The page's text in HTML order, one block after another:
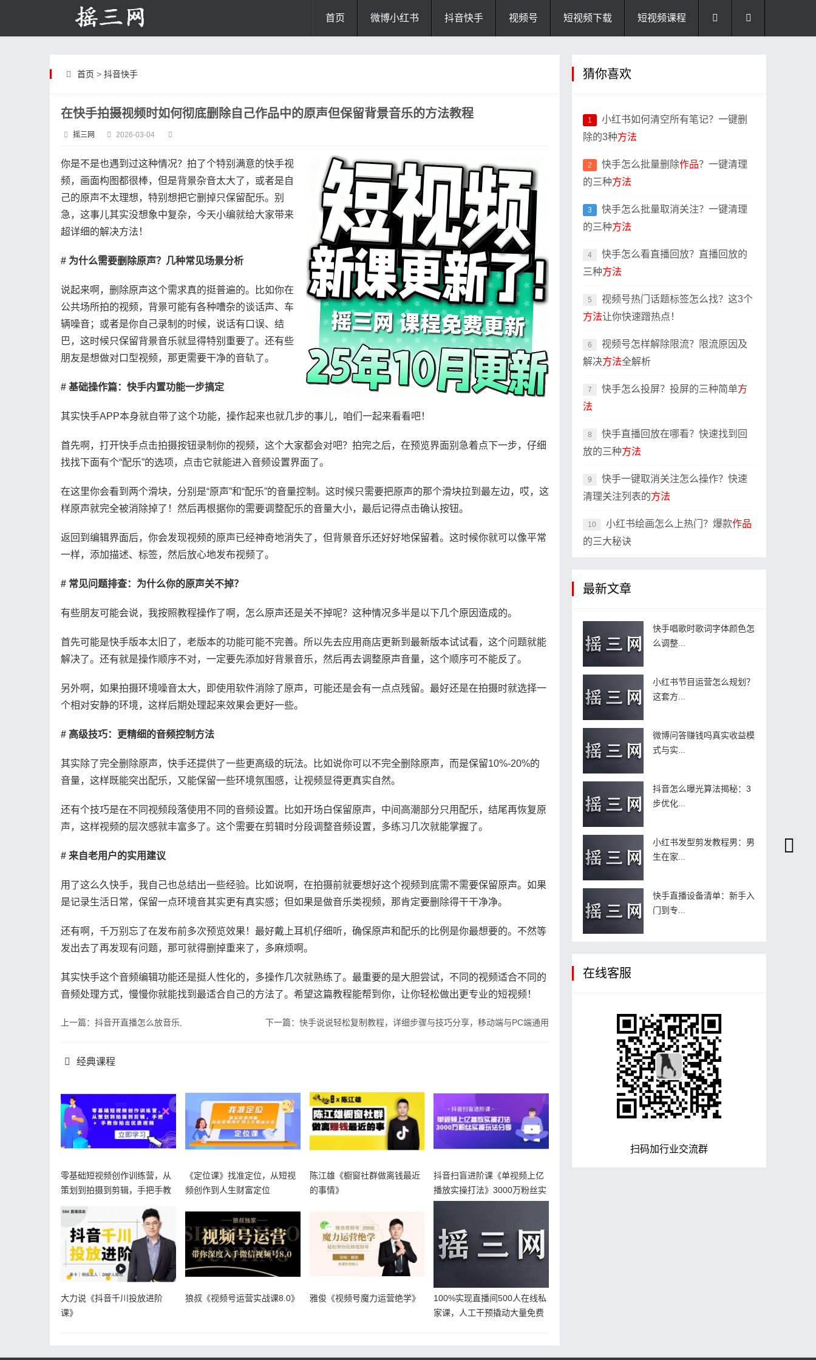
首页 微博小红书 抖音快手 视频号 短视频下载 短视频课程
首页 > 抖音快手
在快手拍摄视频时如何彻底删除自己作品中的原声但保留背景音乐的方法教程
摇三网 2026-03-04
你是不是也遇到过这种情况？拍了个特别满意的快手视
频，画面构图都很棒，但是背景杂音太大了，或者是自
己的原声不太理想，特别想把它删掉只保留配乐。别
急，这事儿其实没想象中复杂，今天小编就给大家带来
超详细的解决方法！
# 为什么需要删除原声？几种常见场景分析
说起来啊，删除原声这个需求真的挺普遍的。比如你在
公共场所拍的视频，背景可能有各种嘈杂的谈话声、车
辆噪音；或者是你自己录制的时候，说话有口误、结
巴，这时候只保留背景音乐就显得特别重要了。还有些
朋友是想做对口型视频，那更需要干净的音轨了。
# 基础操作篇：快手内置功能一步搞定
其实快手APP本身就自带了这个功能，操作起来也就几步的事儿，咱们一起来看看吧！
首先啊，打开快手点击拍摄按钮录制你的视频，这个大家都会对吧？拍完之后，在预览界面别急着点下一步，仔细
找找下面有个“配乐”的选项，点击它就能进入音频设置界面了。
在这里你会看到两个滑块，分别是“原声”和“配乐”的音量控制。这时候只需要把原声的那个滑块拉到最左边，哎，这
样原声就完全被消除掉了！然后再根据你的需要调整配乐的音量大小，最后记得点击确认按钮。
返回到编辑界面后，你会发现视频的原声已经神奇地消失了，但背景音乐还好好地保留着。这时候你就可以像平常
一样，添加描述、标签，然后放心地发布视频了。
# 常见问题排查：为什么你的原声关不掉？
有些朋友可能会说，我按照教程操作了啊，怎么原声还是关不掉呢？这种情况多半是以下几个原因造成的。
首先可能是快手版本太旧了，老版本的功能可能不完善。所以先去应用商店更新到最新版本试试看，这个问题就能
解决了。还有就是操作顺序不对，一定要先添加好背景音乐，然后再去调整原声音量，这个顺序可不能反了。
另外啊，如果拍摄环境噪音太大，即使用软件消除了原声，可能还是会有一点点残留。最好还是在拍摄时就选择一
个相对安静的环境，这样后期处理起来效果会更好一些。
# 高级技巧：更精细的音频控制方法
其实除了完全删除原声，快手还提供了一些更高级的玩法。比如说你可以不完全删除原声，而是保留10%-20%的
音量，这样既能突出配乐，又能保留一些环境氛围感，让视频显得更真实自然。
还有个技巧是在不同视频段落使用不同的音频设置。比如开场白保留原声，中间高潮部分只用配乐，结尾再恢复原
声，这样视频的层次感就丰富多了。这个需要在剪辑时分段调整音频设置，多练习几次就能掌握了。
# 来自老用户的实用建议
用了这么久快手，我自己也总结出一些经验。比如说啊，在拍摄前就要想好这个视频到底需不需要保留原声。如果
是记录生活日常，保留一点环境音其实更有真实感；但如果是做音乐类视频，那肯定要删除得干干净净。
还有啊，千万别忘了在发布前多次预览效果！最好戴上耳机仔细听，确保原声和配乐的比例是你最想要的。不然等
发出去了再发现有问题，那可就得删掉重来了，多麻烦啊。
其实快手这个音频编辑功能还是挺人性化的，多操作几次就熟练了。最重要的是大胆尝试，不同的视频适合不同的
音频处理方式，慢慢你就能找到最适合自己的方法了。希望这篇教程能帮到你，让你轻松做出更专业的短视频！
上一篇：抖音开直播怎么放音乐, 下一篇：快手说说轻松复制教程，详细步骤与技巧分享，移动端与PC端通用
经典课程
零基础短视频创作训练营，从
策划到拍摄到剪辑，手把手教
你拍出优
《定位课》找准定位，从短视
频创作到人生财富定位
陈江雄《橱窗社群做离钱最近
的事情》
抖音扫盲进阶课《单视频上亿
播放实操打法》3000万粉丝实
操玩
大力说《抖音千川投放进阶
课》
狼叔《视频号运营实战课8.0》 雅俊《视频号魔力运营绝学》
100%实现直播间500人在线私
家课，人工干预撬动大量免费
猜你喜欢
1
小红书如何清空所有笔记？一键删
除的3种方法
2 快手怎么批量删除作品？一键清理
的三种方法
3
快手怎么批量取消关注？一键清理
的三种方法
4
快手怎么看直播回放？直播回放的
三种方法
5
视频号热门话题标签怎么找？这3个
方法让你快速蹭热点！
6
视频号怎样解除限流？限流原因及
解决方法全解析
7 快手怎么投屏？投屏的三种简单方
法
8
快手直播回放在哪看？快速找到回
放的三种方法
9
快手一键取消关注怎么操作？快速
清理关注列表的方法
10 小红书绘画怎么上热门？爆款作品
的三大秘诀
最新文章
快手唱歌时歌词字体颜色怎
么调整...
小红书节目运营怎么规划？
这套方...
微博问答赚钱吗真实收益模
式与实...
抖音怎么曝光算法揭秘：3
步优化...
小红书发型剪发教程男：男
生在家...
快手直播设备清单：新手入
门到专...
在线客服
扫码加行业交流群